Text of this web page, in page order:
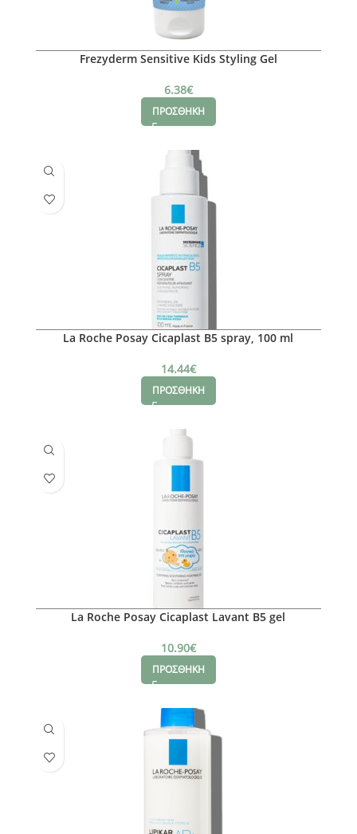
Frezyderm Sensitive Kids Styling Gel
6.38€
ΠΡΟΣΘΗΚΗ
La Roche Posay Cicaplast B5 spray, 100 ml
14.44€
ΠΡΟΣΘΗΚΗ
La Roche Posay Cicaplast Lavant B5 gel
10.90€
ΠΡΟΣΘΗΚΗ